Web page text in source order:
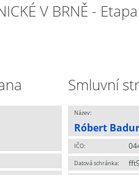
V BRNĚ -
Smluvní
Název:
Róbert
IČO:
Datová schránka: